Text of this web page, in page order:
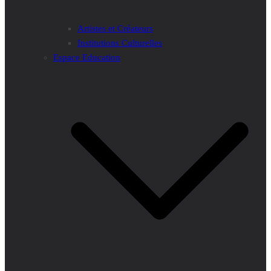
Artistes et Créateurs
Institutions Culturelles
Espace Education